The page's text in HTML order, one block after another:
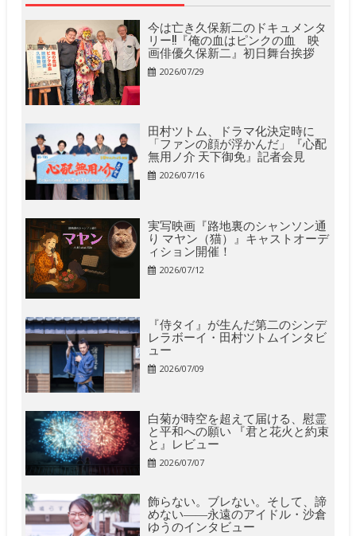
今は亡き久保新二のドキュメンタ
リー!!『俺の血はピンクの血 映
画俳優久保新二』初日舞台挨拶
2026/07/29
田村ツトム、ドラマ化決定時に
「ファンの顔が浮かんだ」『心配
無用ノ介 天下御免』記者会見
2026/07/16
実写映画『路地裏のシャンソン通
り マヤン（猫）』キャストオーデ
ィション開催！
2026/07/12
『侍タイ』が生んだ第二のシンデ
レラボーイ・田村ツトムインタビ
ュー
2026/07/09
白菊が時空を超えて届ける、慰霊
と平和への願い 『君と花火と約束
と』レビュー
2026/07/07
飾らない。ブレない。そして、諦
めない――永遠のアイドル・沙倉
ゆうのインタビュー